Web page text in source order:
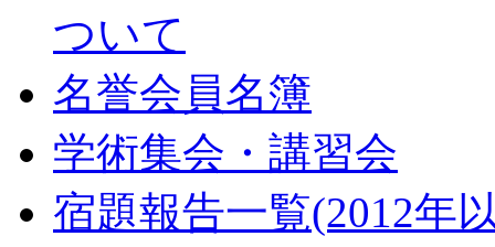
ついて
名誉会員名簿
学術集会・講習会
宿題報告一覧(2012年